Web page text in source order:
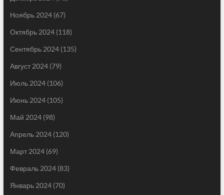
Ноябрь 2024(67)
Октябрь 2024(118)
Сентябрь 2024(135)
Август 2024(79)
Июль 2024(106)
Июнь 2024(105)
Май 2024(98)
Апрель 2024(120)
Март 2024(69)
Февраль 2024(83)
Январь 2024(70)